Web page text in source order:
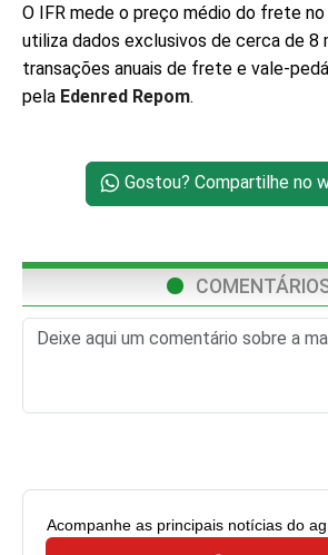
O IFR mede o preço médio do frete no
utiliza dados exclusivos de cerca de 8
transações anuais de frete e vale-
pela Edenred Repom.
Gostou? Compartilhe no
Acompanhe as principais notícias do